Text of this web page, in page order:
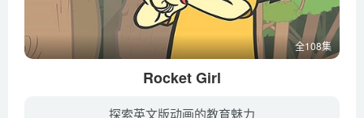
全108集
Rocket Girl
探索英文版动画的教育魅力